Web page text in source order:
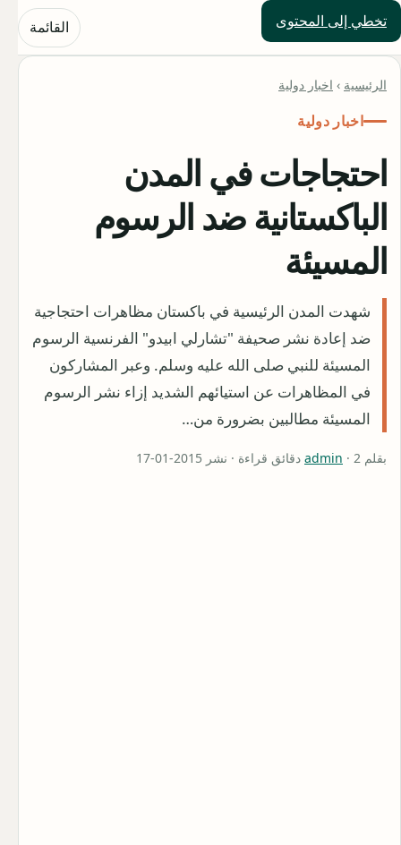
تخطي إلى المحتوى
حلول العالم القائمة
الرئيسية › اخبار دولية
اخبار دولية
احتجاجات في المدن
الباكستانية ضد الرسوم
المسيئة
شهدت المدن الرئيسية في باكستان مظاهرات احتجاجية
ضد إعادة نشر صحيفة "تشارلي ابيدو" الفرنسية الرسوم
المسيئة للنبي صلى الله عليه وسلم. وعبر المشاركون
في المظاهرات عن استيائهم الشديد إزاء نشر الرسوم
المسيئة مطالبين بضرورة من…
بقلم admin · 2 دقائق قراءة · نشر 2015-01-17